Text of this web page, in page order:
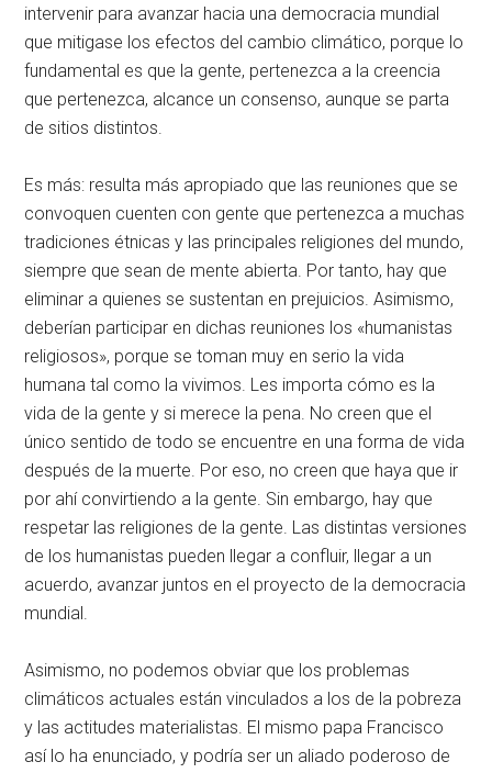
intervenir para avanzar hacia una democracia mundial
que mitigase los efectos del cambio climático, porque lo
fundamental es que la gente, pertenezca a la creencia
que pertenezca, alcance un consenso, aunque se parta
de sitios distintos.
Es más: resulta más apropiado que las reuniones que se
convoquen cuenten con gente que pertenezca a muchas
tradiciones étnicas y las principales religiones del mundo,
siempre que sean de mente abierta. Por tanto, hay que
eliminar a quienes se sustentan en prejuicios. Asimismo,
deberían participar en dichas reuniones los «humanistas
religiosos», porque se toman muy en serio la vida
humana tal como la vivimos. Les importa cómo es la
vida de la gente y si merece la pena. No creen que el
único sentido de todo se encuentre en una forma de vida
después de la muerte. Por eso, no creen que haya que ir
por ahí convirtiendo a la gente. Sin embargo, hay que
respetar las religiones de la gente. Las distintas versiones
de los humanistas pueden llegar a confluir, llegar a un
acuerdo, avanzar juntos en el proyecto de la democracia
mundial.
Asimismo, no podemos obviar que los problemas
climáticos actuales están vinculados a los de la pobreza
y las actitudes materialistas. El mismo papa Francisco
así lo ha enunciado, y podría ser un aliado poderoso de